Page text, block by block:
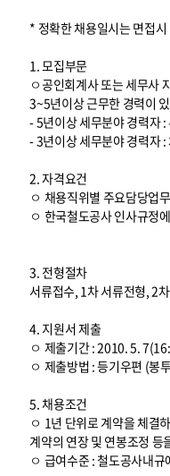
* 정확한 채용일시는 면접
1. 모집부문
ㅇ공인회계사 또는 세무사
3~5년이상 근무한 경력이
- 5년이상 세무분야 경력자 :
- 3년이상 세무분야 경력자 :
2. 자격요건
ㅇ 채용직위별 주요담당업
ㅇ 한국철도공사 인사규정
3. 전형절차
서류접수, 1차 서류전형, 2
4. 지원서 제출
ㅇ 제출기간 : 2010. 5.
ㅇ 제출방법 : 등기우편 (봉
5. 채용조건
ㅇ 1년 단위로 계약을 체결
계약의 연장 및 연봉조정 등
ㅇ 급여수준 : 철도공사내